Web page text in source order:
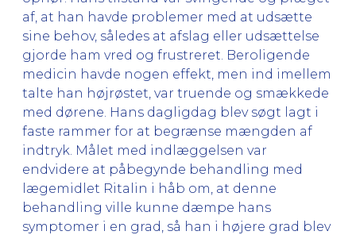
af, at han havde problemer med at udsætte
sine behov, således at afslag eller udsættelse
gjorde ham vred og frustreret. Beroligende
medicin havde nogen effekt, men ind imellem
talte han højrøstet, var truende og smækkede
med dørene. Hans dagligdag blev søgt lagt i
faste rammer for at begrænse mængden af
indtryk. Målet med indlæggelsen var
endvidere at påbegynde behandling med
lægemidlet Ritalin i håb om, at denne
behandling ville kunne dæmpe hans
symptomer i en grad, så han i højere grad blev